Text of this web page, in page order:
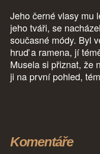
Jeho černé vlasy mu
jeho tváři, se
současné módy. Byl
hruď a ramena, jí
Musela si přiznat, že
ji na první pohled,
Komentáře